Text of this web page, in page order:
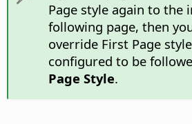
Page style again to the
following page, then
override First Page
configured to be
Page Style.